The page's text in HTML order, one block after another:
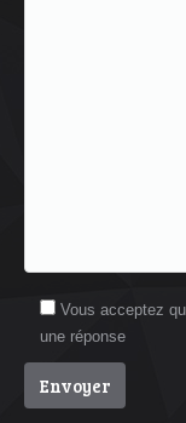
Vous acceptez
une réponse